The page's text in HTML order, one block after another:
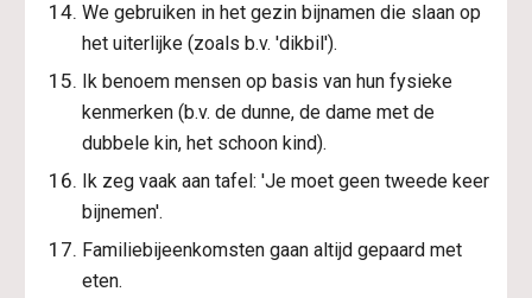
We gebruiken in het gezin bijnamen die slaan op
het uiterlijke (zoals b.v. 'dikbil').
Ik benoem mensen op basis van hun fysieke
kenmerken (b.v. de dunne, de dame met de
dubbele kin, het schoon kind).
Ik zeg vaak aan tafel: 'Je moet geen tweede keer
bijnemen'.
Familiebijeenkomsten gaan altijd gepaard met
eten.